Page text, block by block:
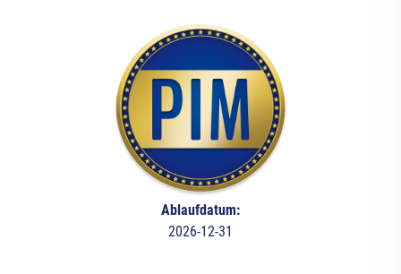
Ablaufdatum:
2026-12-31